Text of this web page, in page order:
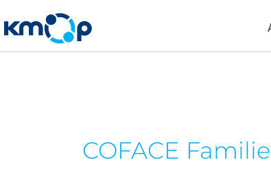
to
content
COFACE